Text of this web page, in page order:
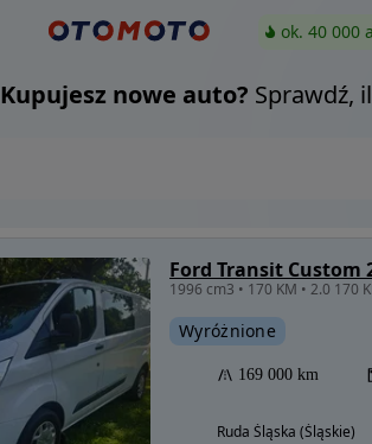
ok. 40 000
Kupujesz nowe auto? Sprawdź,
Ford Transit Custom
Wyróżnione
169 000 km
Ruda Śląska (Śląskie)